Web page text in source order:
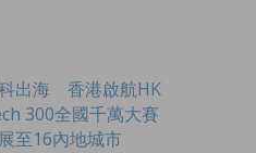
出海 香港啟航HK
300全國千萬大賽
至16內地城市